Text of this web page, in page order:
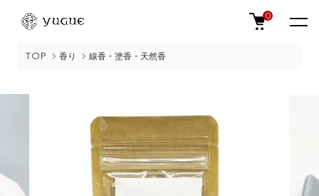
0
TOP 香り 線香・塗香・天然香